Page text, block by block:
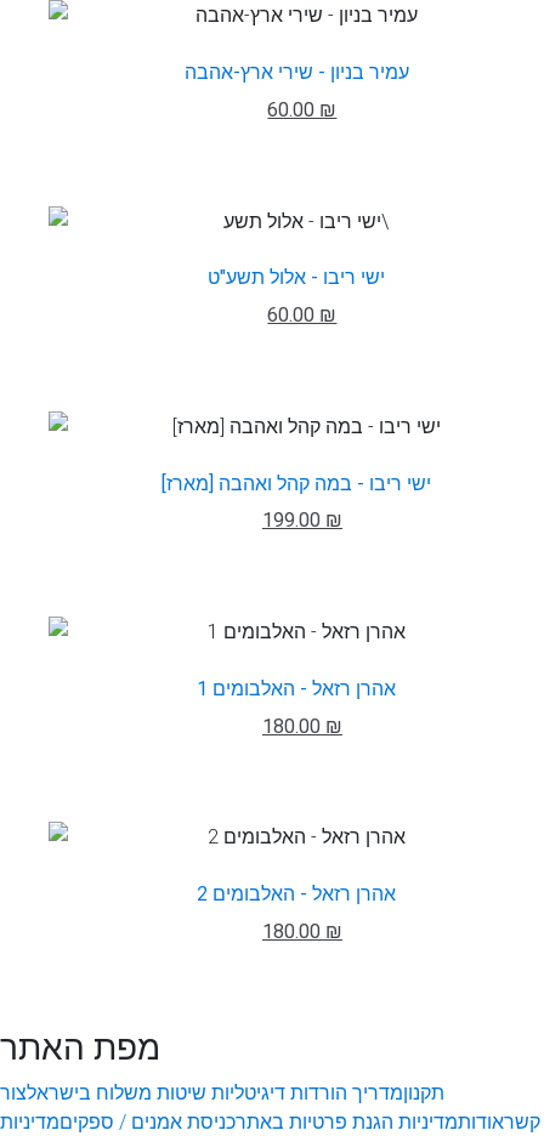
עמיר בניון - שירי ארץ-אהבה
60.00 ₪
ישי ריבו - אלול תשע"ט
60.00 ₪
ישי ריבו - במה קהל ואהבה [מארז]
199.00 ₪
אהרן רזאל - האלבומים 1
180.00 ₪
אהרן רזאל - האלבומים 2
180.00 ₪
מפת האתר
תקנוןמדריך הורדות דיגיטליות שיטות משלוח בישראלצור
קשראודותמדיניות הגנת פרטיות באתרכניסת אמנים / ספקיםמדיניות